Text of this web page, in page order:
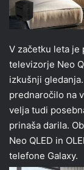
V začetku leta je
televizorje Neo
izkušnji
prednaročilo na
velja tudi
prinaša darila.
Neo QLED in
telefone Galaxy.